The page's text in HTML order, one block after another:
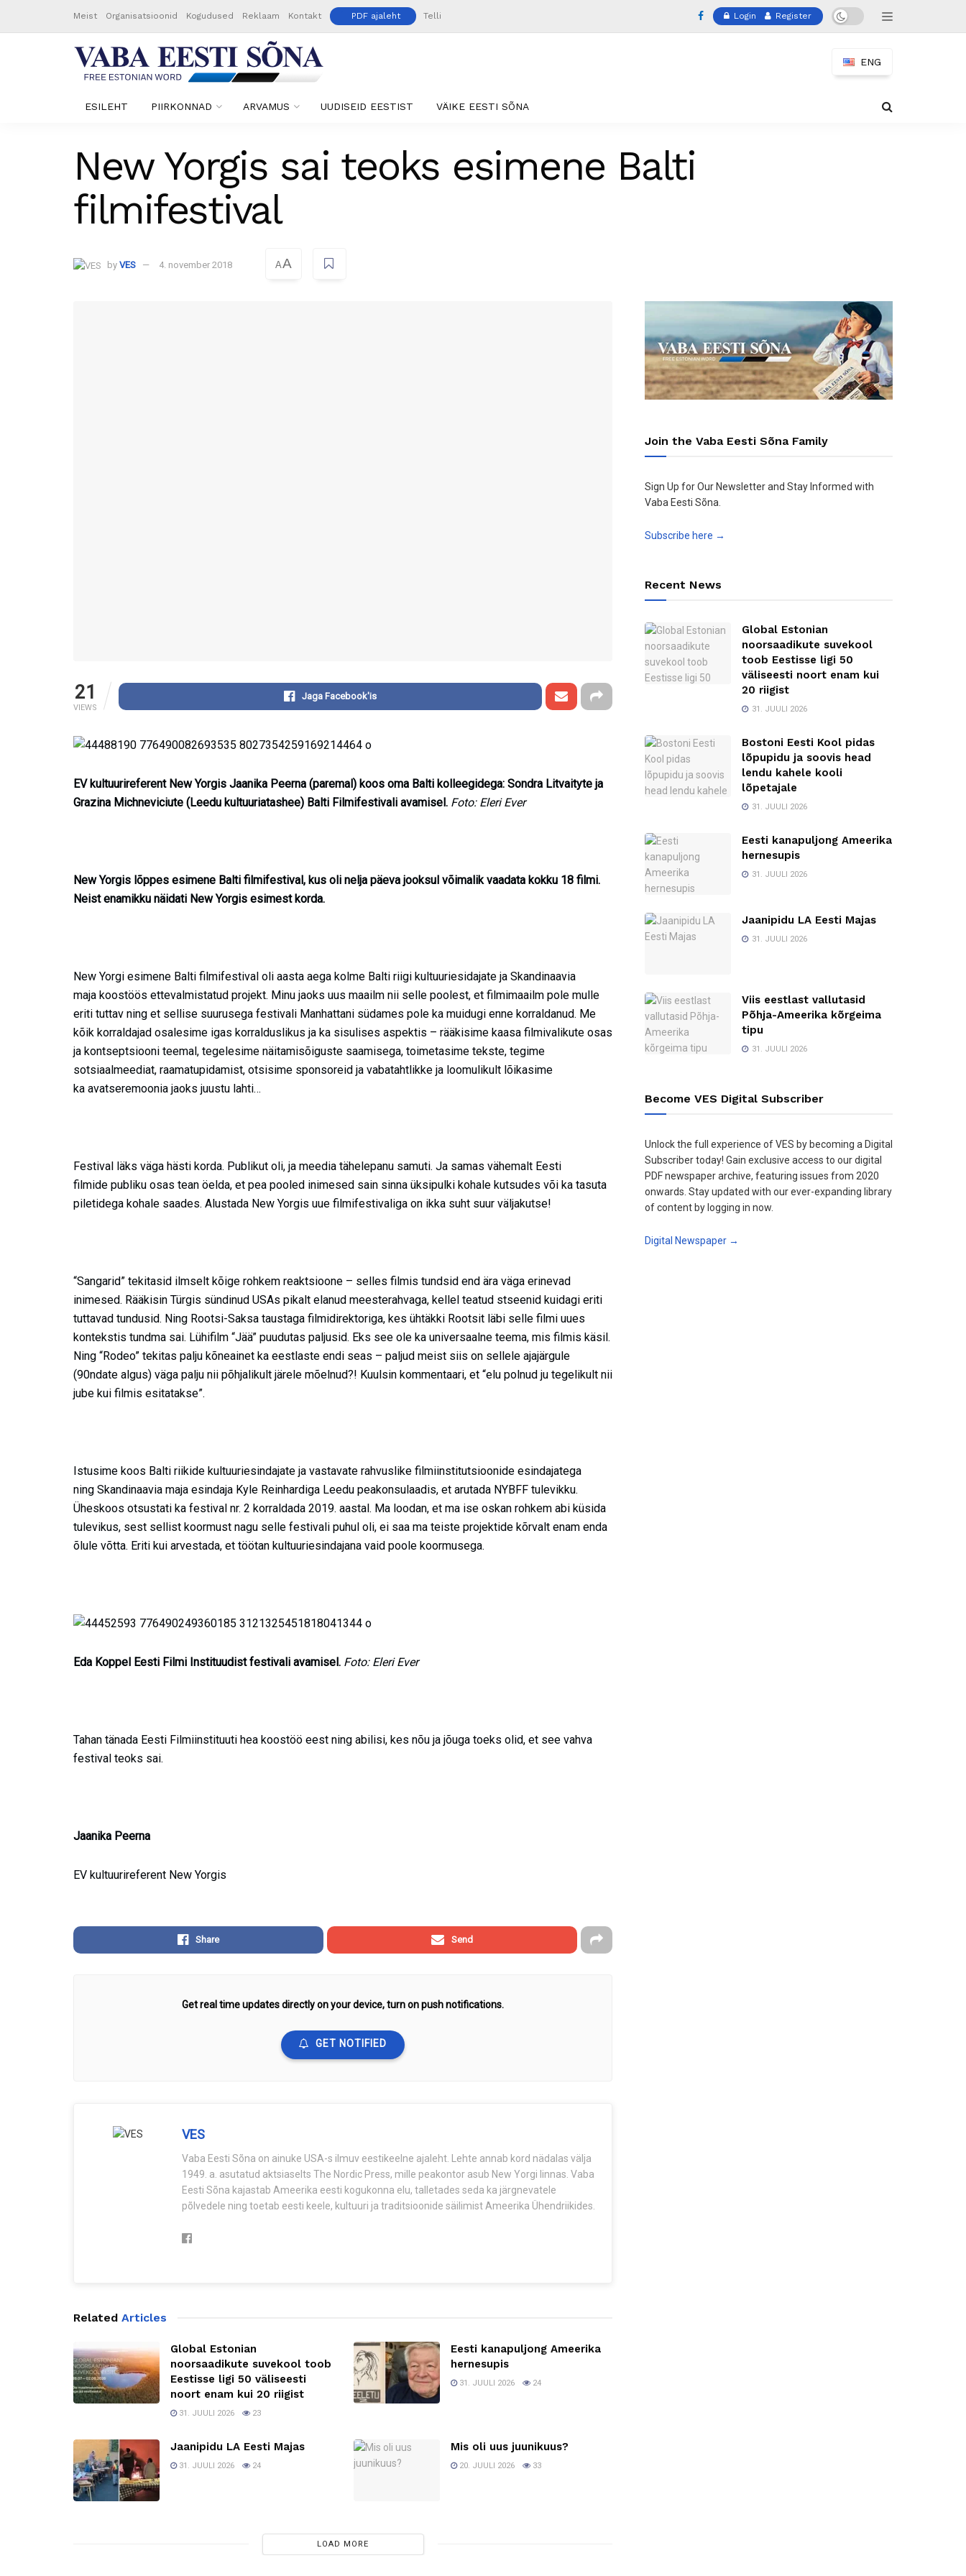
Meist Organisatsioonid Kogudused Reklaam Kontakt PDF ajaleht Telli Login Register
ENG
ESILEHT PIIRKONNAD ARVAMUS UUDISEID EESTIST VÄIKE EESTI SÕNA
New Yorgis sai teoks esimene Balti
filmifestival
by VES 4. november 2018 AA
21
VIEWS
Jaga Facebook'is
EV kultuurireferent New Yorgis Jaanika Peerna (paremal) koos oma Balti kolleegidega: Sondra Litvaityte ja
Grazina Michneviciute (Leedu kultuuriatashee) Balti Filmifestivali avamisel. Foto: Eleri Ever
New Yorgis lõppes esimene Balti filmifestival, kus oli nelja päeva jooksul võimalik vaadata kokku 18 filmi.
Neist enamikku näidati New Yorgis esimest korda.
New Yorgi esimene Balti filmifestival oli aasta aega kolme Balti riigi kultuuriesidajate ja Skandinaavia
maja koostöös ettevalmistatud projekt. Minu jaoks uus maailm nii selle poolest, et filmimaailm pole mulle
eriti tuttav ning et sellise suurusega festivali Manhattani südames pole ka muidugi enne korraldanud. Me
kõik korraldajad osalesime igas korralduslikus ja ka sisulises aspektis – rääkisime kaasa filmivalikute osas
ja kontseptsiooni teemal, tegelesime näitamisõiguste saamisega, toimetasime tekste, tegime
sotsiaalmeediat, raamatupidamist, otsisime sponsoreid ja vabatahtlikke ja loomulikult lõikasime
ka avatseremoonia jaoks juustu lahti…
Festival läks väga hästi korda. Publikut oli, ja meedia tähelepanu samuti. Ja samas vähemalt Eesti
filmide publiku osas tean öelda, et pea pooled inimesed sain sinna üksipulki kohale kutsudes või ka tasuta
piletidega kohale saades. Alustada New Yorgis uue filmifestivaliga on ikka suht suur väljakutse!
“Sangarid” tekitasid ilmselt kõige rohkem reaktsioone – selles filmis tundsid end ära väga erinevad
inimesed. Rääkisin Türgis sündinud USAs pikalt elanud meesterahvaga, kellel teatud stseenid kuidagi eriti
tuttavad tundusid. Ning Rootsi-Saksa taustaga filmidirektoriga, kes ühtäkki Rootsit läbi selle filmi uues
kontekstis tundma sai. Lühifilm “Jää” puudutas paljusid. Eks see ole ka universaalne teema, mis filmis käsil.
Ning “Rodeo” tekitas palju kõneainet ka eestlaste endi seas – paljud meist siis on sellele ajajärgule
(90ndate algus) väga palju nii põhjalikult järele mõelnud?! Kuulsin kommentaari, et “elu polnud ju tegelikult nii
jube kui filmis esitatakse”.
Istusime koos Balti riikide kultuuriesindajate ja vastavate rahvuslike filmiinstitutsioonide esindajatega
ning Skandinaavia maja esindaja Kyle Reinhardiga Leedu peakonsulaadis, et arutada NYBFF tulevikku.
Üheskoos otsustati ka festival nr. 2 korraldada 2019. aastal. Ma loodan, et ma ise oskan rohkem abi küsida
tulevikus, sest sellist koormust nagu selle festivali puhul oli, ei saa ma teiste projektide kõrvalt enam enda
õlule võtta. Eriti kui arvestada, et töötan kultuuriesindajana vaid poole koormusega.
Eda Koppel Eesti Filmi Instituudist festivali avamisel. Foto: Eleri Ever
Tahan tänada Eesti Filmiinstituuti hea koostöö eest ning abilisi, kes nõu ja jõuga toeks olid, et see vahva
festival teoks sai.
Jaanika Peerna
EV kultuurireferent New Yorgis
Share Send
Get real time updates directly on your device, turn on push notifications.
GET NOTIFIED
VES
Vaba Eesti Sõna on ainuke USA-s ilmuv eestikeelne ajaleht. Lehte annab kord nädalas välja
1949. a. asutatud aktsiaselts The Nordic Press, mille peakontor asub New Yorgi linnas. Vaba
Eesti Sõna kajastab Ameerika eesti kogukonna elu, talletades seda ka järgnevatele
põlvedele ning toetab eesti keele, kultuuri ja traditsioonide säilimist Ameerika Ühendriikides.
Related Articles
Global Estonian
noorsaadikute suvekool toob
Eestisse ligi 50 väliseesti
noort enam kui 20 riigist
31. JUULI 2026 23
Eesti kanapuljong Ameerika
hernesupis
31. JUULI 2026 24
Jaanipidu LA Eesti Majas
31. JUULI 2026 24
Mis oli uus juunikuus?
20. JUULI 2026 33
LOAD MORE
Join the Vaba Eesti Sõna Family
Sign Up for Our Newsletter and Stay Informed with
Vaba Eesti Sõna.
Subscribe here →
Recent News
Global Estonian
noorsaadikute suvekool
toob Eestisse ligi 50
väliseesti noort enam kui
20 riigist
31. JUULI 2026
Bostoni Eesti Kool pidas
lõpupidu ja soovis head
lendu kahele kooli
lõpetajale
31. JUULI 2026
Eesti kanapuljong Ameerika
hernesupis
31. JUULI 2026
Jaanipidu LA Eesti Majas
31. JUULI 2026
Viis eestlast vallutasid
Põhja-Ameerika kõrgeima
tipu
31. JUULI 2026
Become VES Digital Subscriber
Unlock the full experience of VES by becoming a Digital
Subscriber today! Gain exclusive access to our digital
PDF newspaper archive, featuring issues from 2020
onwards. Stay updated with our ever-expanding library
of content by logging in now.
Digital Newspaper →